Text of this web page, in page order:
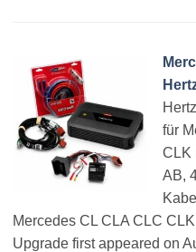
für
CLK
AB,
Mercedes CL CLA CLC
Upgrade first appeared on